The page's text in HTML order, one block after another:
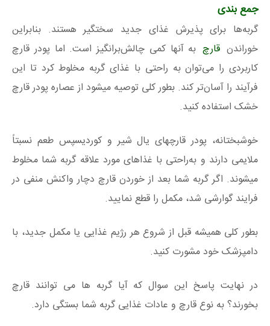
جمع بندی
گربه‌ها برای پذیرش غذای جدید سختگیر هستند. بنابراین
خوراندن قارچ به آنها کمی چالش‌برانگیز است. اما پودر قارچ
کاربردی را می‌توان به راحتی با غذای گربه مخلوط کرد تا این
فرآیند را آسان‌تر کند. بطور کلی توصیه میشود از عصاره پودر قارچ
خشک استفاده کنید.
خوشبختانه، پودر قارچهای یال شیر و کوردیسپس طعم نسبتاً
ملایمی دارند و به‌راحتی با غذاهای مورد علاقه گربه شما مخلوط
میشوند. اگر گربه شما بعد از خوردن قارچ دچار واکنش منفی در
فرایند گوارشی شد، مکمل را قطع نمایید.
بطور کلی همیشه قبل از شروع هر رژیم غذایی یا مکمل جدید، با
دامپزشک خود مشورت کنید.
در نهایت پاسخ این سوال که آیا گربه ها می توانند قارچ
بخورند؟ به نوع قارچ و عادات غذایی گربه شما بستگی دارد.